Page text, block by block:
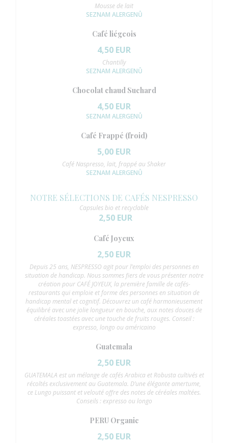
Mousse de lait
SEZNAM ALERGENŮ
Café liégeois
4,50 EUR
Chantilly
SEZNAM ALERGENŮ
Chocolat chaud Suchard
4,50 EUR
SEZNAM ALERGENŮ
Café Frappé (froid)
5,00 EUR
Café Naspresso, lait, frappé au Shaker
SEZNAM ALERGENŮ
NOTRE SÉLECTIONS DE CAFÉS NESPRESSO
Capsules bio et recyclable
2,50 EUR
Café Joyeux
2,50 EUR
Depuis 25 ans, NESPRESSO agit pour l’emploi des personnes en
situation de handicap. Nous sommes fiers de vous présenter notre
création pour CAFÉ JOYEUX, la première famille de cafés-
restaurants qui emploie et forme des personnes en situation de
handicap mental et cognitif. Découvrez un café harmonieusement
équilibré avec une jolie longueur en bouche, aux notes douces de
céréales toastées avec une touche de fruits rouges. Conseil :
expresso, longo ou américaino
Guatemala
2,50 EUR
GUATEMALA est un mélange de cafés Arabica et Robusta cultivés et
récoltés exclusivement au Guatemala. D’une élégante amertume,
ce Lungo puissant et velouté offre des notes de céréales maltées.
Conseils : expresso ou longo
PERU Organic
2,50 EUR